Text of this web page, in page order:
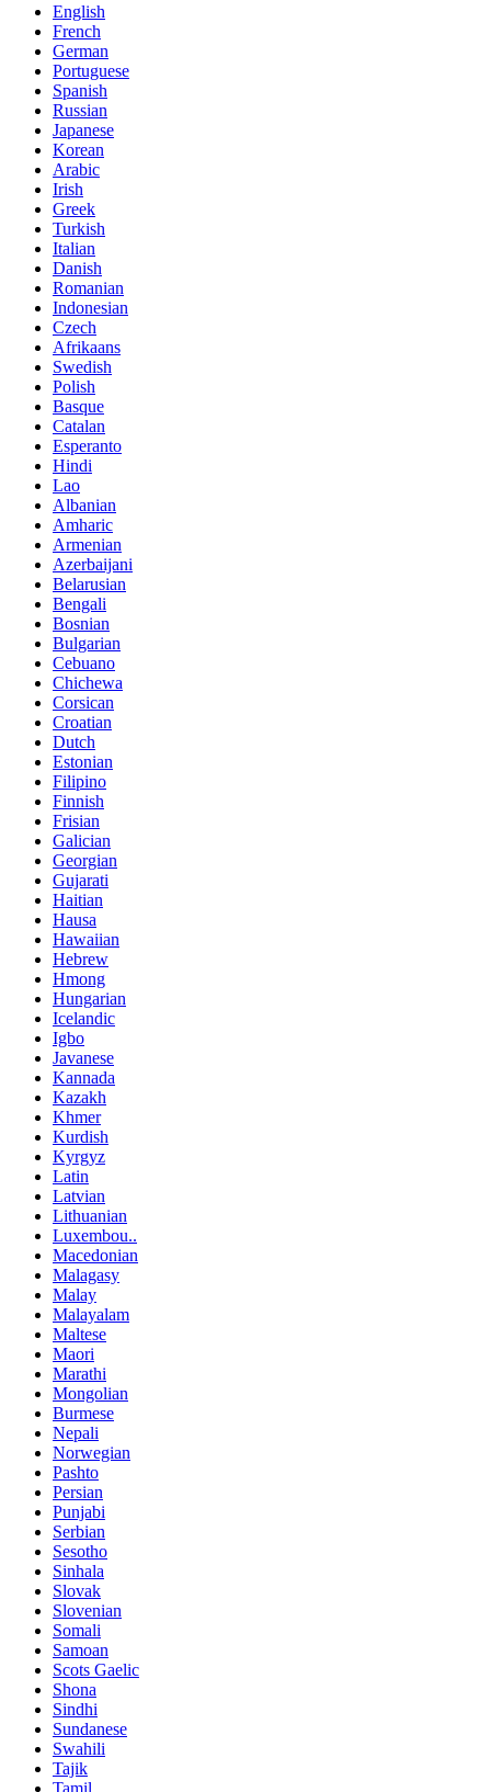
English
French
German
Portuguese
Spanish
Russian
Japanese
Korean
Arabic
Irish
Greek
Turkish
Italian
Danish
Romanian
Indonesian
Czech
Afrikaans
Swedish
Polish
Basque
Catalan
Esperanto
Hindi
Lao
Albanian
Amharic
Armenian
Azerbaijani
Belarusian
Bengali
Bosnian
Bulgarian
Cebuano
Chichewa
Corsican
Croatian
Dutch
Estonian
Filipino
Finnish
Frisian
Galician
Georgian
Gujarati
Haitian
Hausa
Hawaiian
Hebrew
Hmong
Hungarian
Icelandic
Igbo
Javanese
Kannada
Kazakh
Khmer
Kurdish
Kyrgyz
Latin
Latvian
Lithuanian
Luxembou..
Macedonian
Malagasy
Malay
Malayalam
Maltese
Maori
Marathi
Mongolian
Burmese
Nepali
Norwegian
Pashto
Persian
Punjabi
Serbian
Sesotho
Sinhala
Slovak
Slovenian
Somali
Samoan
Scots Gaelic
Shona
Sindhi
Sundanese
Swahili
Tajik
Tamil